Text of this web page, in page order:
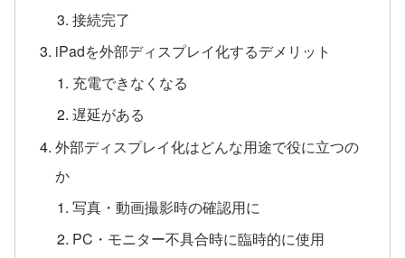
接続完了
iPadを外部ディスプレイ化するデメリット
充電できなくなる
遅延がある
外部ディスプレイ化はどんな用途で役に立つの
か
写真・動画撮影時の確認用に
PC・モニター不具合時に臨時的に使用